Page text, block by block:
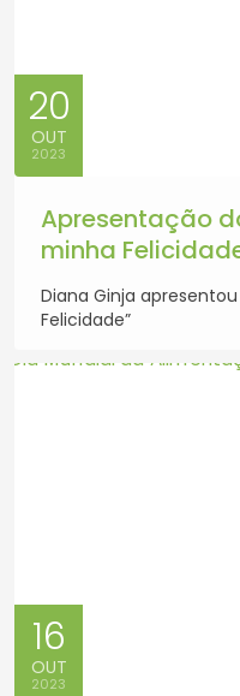
20
OUT
2023
Apresentação
minha
Diana Ginja
Felicidade”
16
OUT
2023